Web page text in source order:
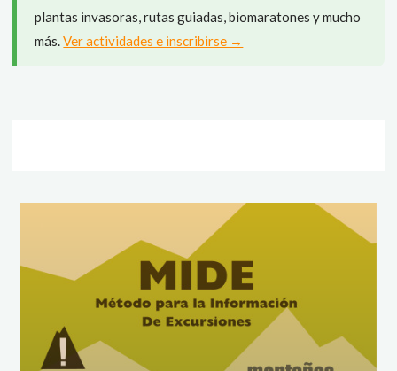
plantas invasoras, rutas guiadas, biomaratones y mucho
más.Ver actividades e inscribirse →